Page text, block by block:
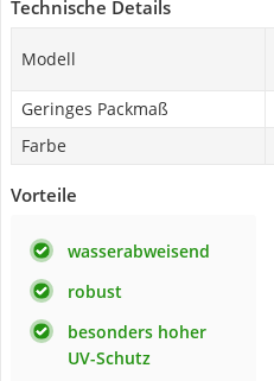
Technische Details
Modell
Geringes Packmaß
Farbe
Vorteile
wasserabweisend
robust
besonders hoher
UV-Schutz